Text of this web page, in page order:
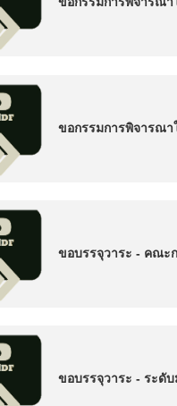
ขอกรรมการพิจารณา
ขอบรรจุวาระ - คณะก
ขอบรรจุวาระ - ระดับ